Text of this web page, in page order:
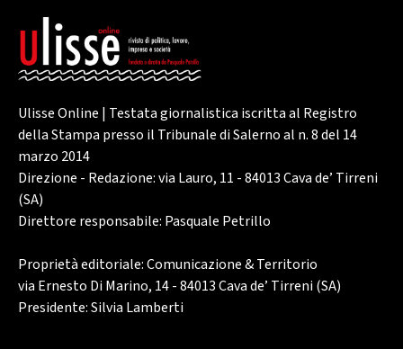
Ulisse Online | Testata giornalistica iscritta al Registro
della Stampa presso il Tribunale di Salerno al n. 8 del 14
marzo 2014
Direzione - Redazione: via Lauro, 11 - 84013 Cava de’ Tirreni
(SA)
Direttore responsabile: Pasquale Petrillo
Proprietà editoriale: Comunicazione & Territorio
via Ernesto Di Marino, 14 - 84013 Cava de’ Tirreni (SA)
Presidente: Silvia Lamberti